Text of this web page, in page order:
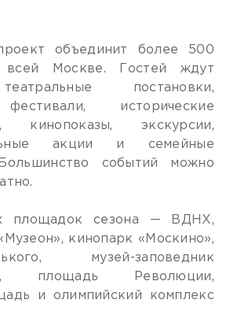
объединит более 500
Москве. Гостей ждут
постановки,
исторические
кинопоказы, экскурсии,
акции и семейные
событий можно
площадок сезона — ВДНХ,
кинопарк «Москино»,
музей-заповедник
площадь Революции,
и олимпийский комплекс